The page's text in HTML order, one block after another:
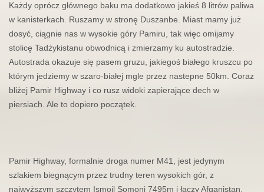
Każdy oprócz głównego baku ma dodatkowo jakieś 8 litrów paliwa
w kanisterkach. Ruszamy w stronę Duszanbe. Miast mamy już
dosyć, ciągnie nas w wysokie góry Pamiru, tak więc omijamy
stolicę Tadżykistanu obwodnicą i zmierzamy ku autostradzie.
Autostrada okazuje się pasem gruzu, jakiegoś białego kruszcu po
którym jedziemy w szaro-białej mgle przez nastepne 50km. Coraz
bliżej Pamir Highway i co rusz widoki zapierające dech w
piersiach. Ale to dopiero początek.
Pamir Highway, formalnie droga numer M41, jest jedynym
szlakiem biegnącym przez trudny teren wysokich gór, z
najwyższym szczytem Ismoil Somoni 7495m i łączy Afganistan,